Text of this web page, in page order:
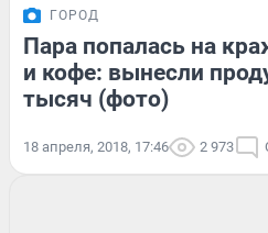
ГОРОД
Пара попалась на
и кофе: вынесли
тысяч (фото)
18 апреля, 2018, 17:46 2 973